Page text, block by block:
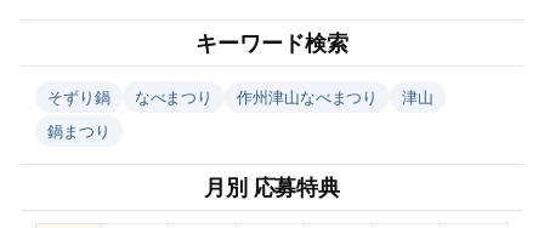
キーワード検索
そずり鍋 なべまつり 作州津山なべまつり
津山
鍋まつり
月別 応募特典